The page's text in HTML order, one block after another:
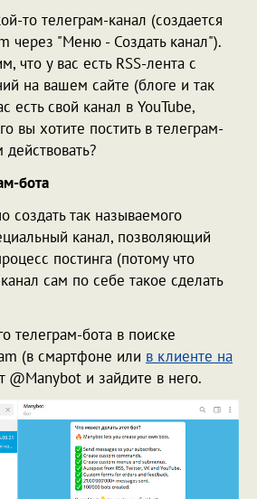
то телеграм-канал (создается
через "Меню - Создать канал").
что у вас есть RSS-лента с
на вашем сайте (блоге и так
есть свой канал в YouTube,
вы хотите постить в телеграм-
бота
создать так называемого
канал, позволяющий
постинга (потому что
сам по себе такое сделать
телеграм-бота в поиске
(в смартфоне или в клиенте на
@Manybot и зайдите в него.